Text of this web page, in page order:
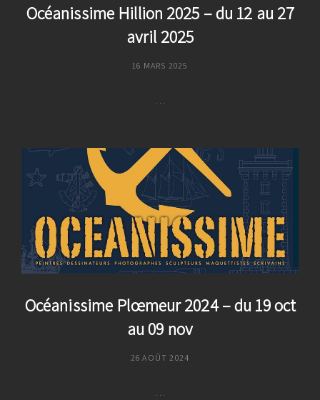
Océanissime Hillion 2025 – du 12 au 27
avril 2025
POSTED
16 MARS 2025
…
2025
–
Du
12
Au
27
Avril
Océanissime Plœmeur 2024 – du 19 oct
au 09 nov
POSTED
26 AOÛT 2024
…